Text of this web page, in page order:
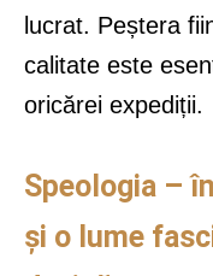
lucrat. Peștera
calitate este
oricărei expediții.
Speologia –
și o lume